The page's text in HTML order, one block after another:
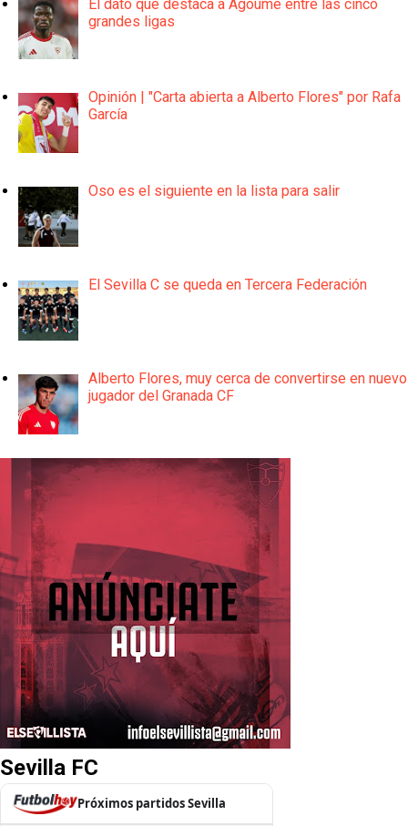
El dato que destaca a Agoumé entre las cinco
grandes ligas
Opinión | "Carta abierta a Alberto Flores" por Rafa
García
Oso es el siguiente en la lista para salir
El Sevilla C se queda en Tercera Federación
Alberto Flores, muy cerca de convertirse en nuevo
jugador del Granada CF
Sevilla FC